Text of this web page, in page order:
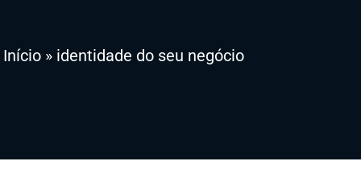
Início» identidade do seu negócio